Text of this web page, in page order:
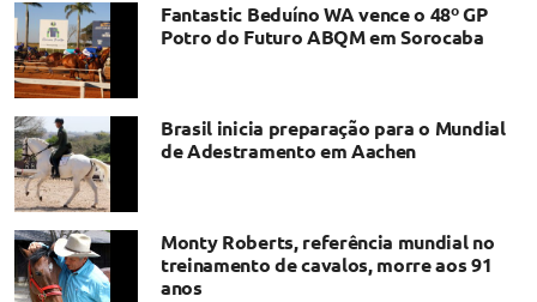
Fantastic Beduíno WA vence o 48º GP
Potro do Futuro ABQM em Sorocaba
Brasil inicia preparação para o Mundial
de Adestramento em Aachen
Monty Roberts, referência mundial no
treinamento de cavalos, morre aos 91
anos